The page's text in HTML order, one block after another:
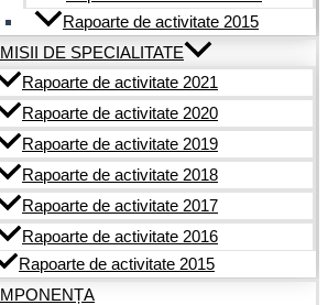
Rapoarte de activitate 2015
DE SPECIALITATE
Rapoarte de activitate 2021
Rapoarte de activitate 2020
Rapoarte de activitate 2019
Rapoarte de activitate 2018
Rapoarte de activitate 2017
Rapoarte de activitate 2016
Rapoarte de activitate 2015